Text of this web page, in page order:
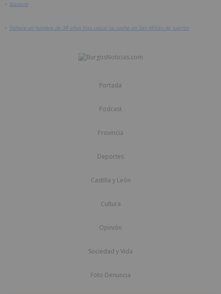
> Sucesos
> Fallece un hombre de 38 años tras volcar su coche en San Millán de Juarros
Portada
Podcast
Provincia
Deportes
Castilla y León
Cultura
Opinión
Sociedad y Vida
Foto Denuncia